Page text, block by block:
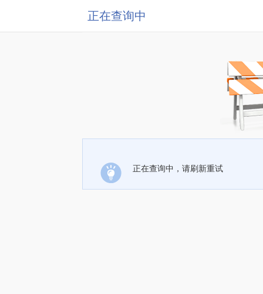
正在查询中
正在查询中，请刷新重试